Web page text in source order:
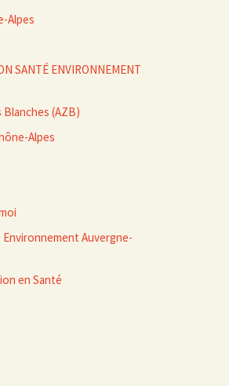
Alpes
SANTÉ ENVIRONNEMENT
(AZB)
Alpes
Auvergne-
en Santé